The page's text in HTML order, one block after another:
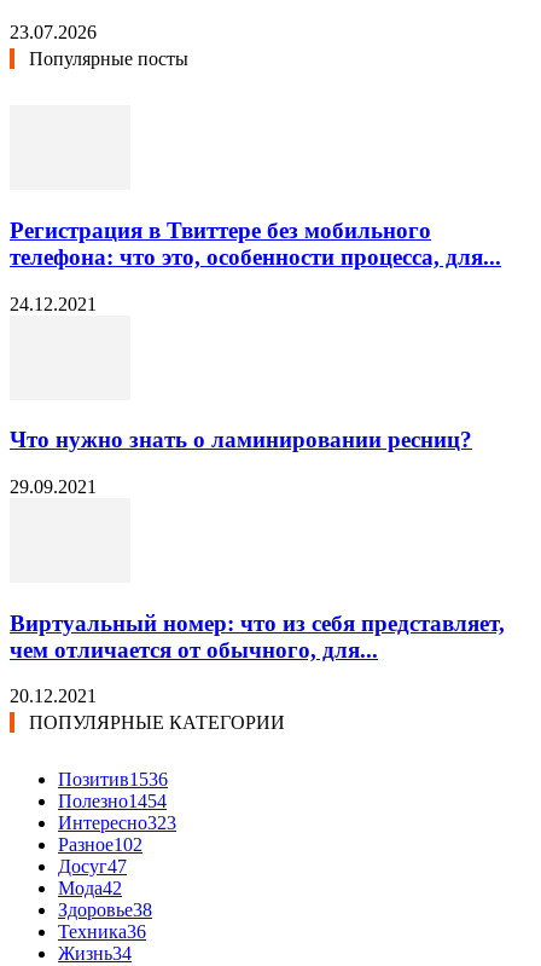
23.07.2026
Популярные посты
Регистрация в Твиттере без мобильного
телефона: что это, особенности процесса, для...
24.12.2021
Что нужно знать о ламинировании ресниц?
29.09.2021
Виртуальный номер: что из себя представляет,
чем отличается от обычного, для...
20.12.2021
ПОПУЛЯРНЫЕ КАТЕГОРИИ
Позитив1536
Полезно1454
Интересно323
Разное102
Досуг47
Мода42
Здоровье38
Техника36
Жизнь34